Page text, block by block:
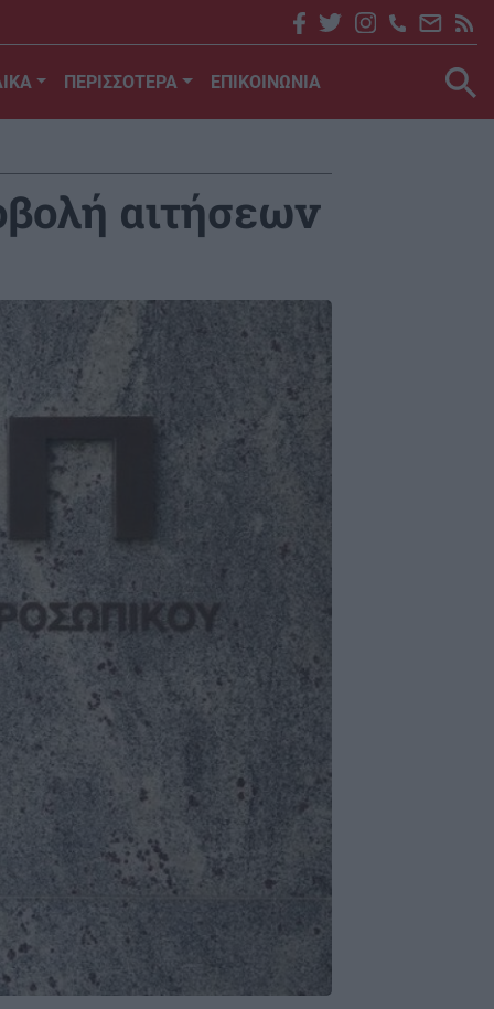
ΠΕΡΙΣΣΟΤΕΡΑ ΕΠΙΚΟΙΝΩΝΙΑ
αιτήσεων